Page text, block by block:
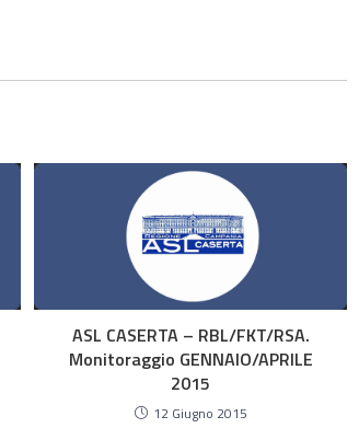
ASL CASERTA – RBL/FKT/RSA.
Monitoraggio GENNAIO/APRILE
2015
12 Giugno 2015